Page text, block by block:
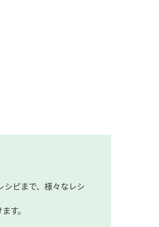
シピまで、様々なレシ
す。